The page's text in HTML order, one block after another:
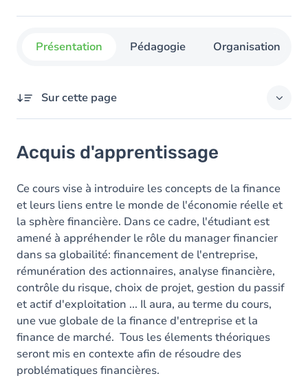
Présentation Pédagogie Organisation
Sur cette page
Objectifs
Contenu
Acquis d'apprentissage
Ce cours vise à introduire les concepts de la finance
et leurs liens entre le monde de l'économie réelle et
la sphère financière. Dans ce cadre, l'étudiant est
amené à appréhender le rôle du manager financier
dans sa globailité: financement de l'entreprise,
rémunération des actionnaires, analyse financière,
contrôle du risque, choix de projet, gestion du passif
et actif d'exploitation ... Il aura, au terme du cours,
une vue globale de la finance d'entreprise et la
finance de marché. Tous les élements théoriques
seront mis en contexte afin de résoudre des
problématiques financières.